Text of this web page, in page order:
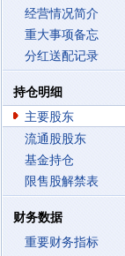
经营情况简介
重大事项备忘
分红送配记录
持仓明细
主要股东
流通股股东
基金持仓
限售股解禁表
财务数据
重要财务指标